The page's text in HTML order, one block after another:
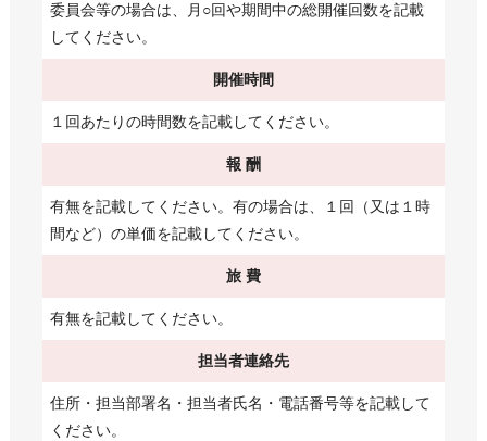
委員会等の場合は、月○回や期間中の総開催回数を記載
してください。
開催時間
１回あたりの時間数を記載してください。
報 酬
有無を記載してください。有の場合は、１回（又は１時
間など）の単価を記載してください。
旅 費
有無を記載してください。
担当者連絡先
住所・担当部署名・担当者氏名・電話番号等を記載して
ください。